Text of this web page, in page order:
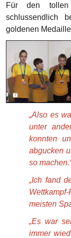
Für den tollen
schlussendlich
goldenen
„Also es
unter
konnten
abgucken
so
„Ich fand
meisten
„Es war
immer